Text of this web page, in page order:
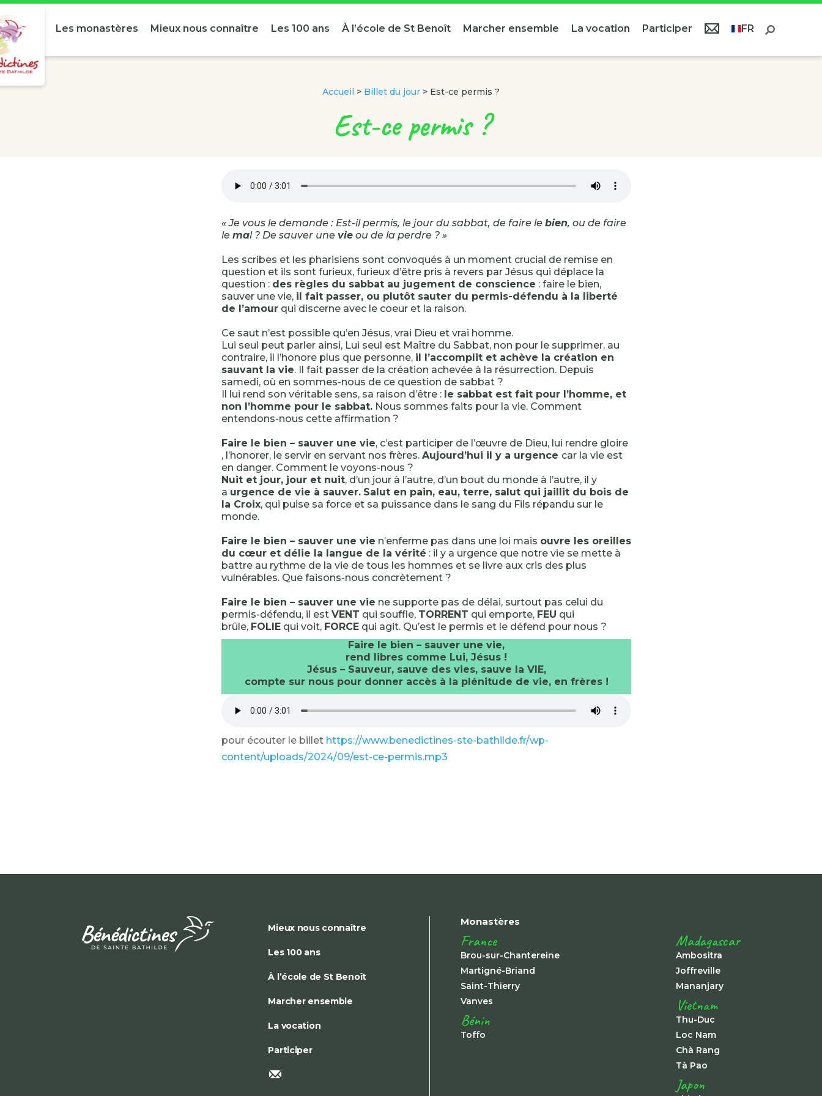
Les monastères Mieux nous connaître Les 100 ans À l’école de St Benoît Marcher ensemble La vocation Participer FR
Accueil > Billet du jour > Est-ce permis ?
Est-ce permis ?
« Je vous le demande : Est-il permis, le jour du sabbat, de faire le bien, ou de faire
le mal ? De sauver une vie ou de la perdre ? »
Les scribes et les pharisiens sont convoqués à un moment crucial de remise en
question et ils sont furieux, furieux d’être pris à revers par Jésus qui déplace la
question : des règles du sabbat au jugement de conscience : faire le bien,
sauver une vie, il fait passer, ou plutôt sauter du permis-défendu à la liberté
de l’amour qui discerne avec le coeur et la raison.
Ce saut n’est possible qu’en Jésus, vrai Dieu et vrai homme.
Lui seul peut parler ainsi, Lui seul est Maître du Sabbat, non pour le supprimer, au
contraire, il l’honore plus que personne, il l’accomplit et achève la création en
sauvant la vie. Il fait passer de la création achevée à la résurrection. Depuis
samedi, où en sommes-nous de ce question de sabbat ?
Il lui rend son véritable sens, sa raison d’être : le sabbat est fait pour l’homme, et
non l’homme pour le sabbat. Nous sommes faits pour la vie. Comment
entendons-nous cette affirmation ?
Faire le bien – sauver une vie, c’est participer de l’œuvre de Dieu, lui rendre gloire
, l’honorer, le servir en servant nos frères. Aujourd’hui il y a urgence car la vie est
en danger. Comment le voyons-nous ?
Nuit et jour, jour et nuit, d’un jour à l’autre, d’un bout du monde à l’autre, il y
a urgence de vie à sauver. Salut en pain, eau, terre, salut qui jaillit du bois de
la Croix, qui puise sa force et sa puissance dans le sang du Fils répandu sur le
monde.
Faire le bien – sauver une vie n’enferme pas dans une loi mais ouvre les oreilles
du cœur et délie la langue de la vérité : il y a urgence que notre vie se mette à
battre au rythme de la vie de tous les hommes et se livre aux cris des plus
vulnérables. Que faisons-nous concrètement ?
Faire le bien – sauver une vie ne supporte pas de délai, surtout pas celui du
permis-défendu, il est VENT qui souffle, TORRENT qui emporte, FEU qui
brûle, FOLIE qui voit, FORCE qui agit. Qu’est le permis et le défend pour nous ?
Faire le bien – sauver une vie,
rend libres comme Lui, Jésus !
Jésus – Sauveur, sauve des vies, sauve la VIE,
compte sur nous pour donner accès à la plénitude de vie, en frères !
pour écouter le billet https://www.benedictines-ste-bathilde.fr/wp-
content/uploads/2024/09/est-ce-permis.mp3
Mieux nous connaître
Les 100 ans
À l’école de St Benoît
Marcher ensemble
La vocation
Participer
Monastères
France
Brou-sur-Chantereine
Martigné-Briand
Saint-Thierry
Vanves
Bénin
Toffo
Madagascar
Ambositra
Joffreville
Mananjary
Vietnam
Thu-Duc
Loc Nam
Chà Rang
Tà Pao
Japon